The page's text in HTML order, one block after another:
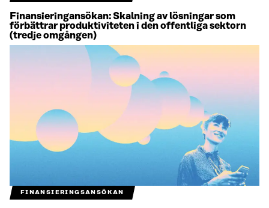
Finansieringansökan: Skalning av lösningar som
förbättrar produktiviteten i den offentliga sektorn
(tredje omgången)
FINANSIERINGSANSÖKAN